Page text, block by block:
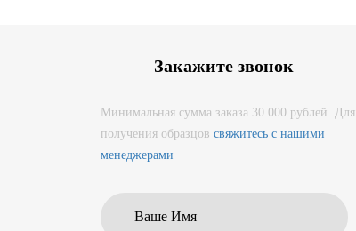
Закажите звонок
Минимальная сумма заказа 30 000 рублей. Для
получения образцов свяжитесь с нашими
менеджерами